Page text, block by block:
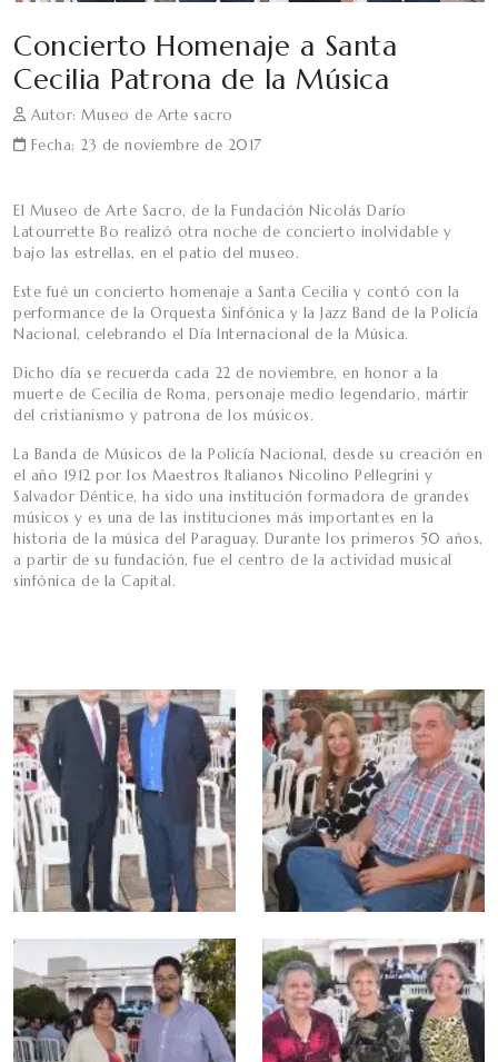
Concierto Homenaje a Santa
Cecilia Patrona de la Música
Autor: Museo de Arte sacro
Fecha: 23 de noviembre de 2017
El Museo de Arte Sacro, de la Fundación Nicolás Darío
Latourrette Bo realizó otra noche de concierto inolvidable y
bajo las estrellas, en el patio del museo.
Este fué un concierto homenaje a Santa Cecilia y contó con la
performance de la Orquesta Sinfónica y la Jazz Band de la Policía
Nacional, celebrando el Día Internacional de la Música.
Dicho día se recuerda cada 22 de noviembre, en honor a la
muerte de Cecilia de Roma, personaje medio legendario, mártir
del cristianismo y patrona de los músicos.
La Banda de Músicos de la Policía Nacional, desde su creación en
el año 1912 por los Maestros Italianos Nicolino Pellegrini y
Salvador Déntice, ha sido una institución formadora de grandes
músicos y es una de las instituciones más importantes en la
historia de la música del Paraguay. Durante los primeros 50 años,
a partir de su fundación, fue el centro de la actividad musical
sinfónica de la Capital.